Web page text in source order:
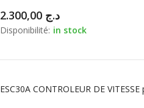
د.ج
Disponibilité: in stock